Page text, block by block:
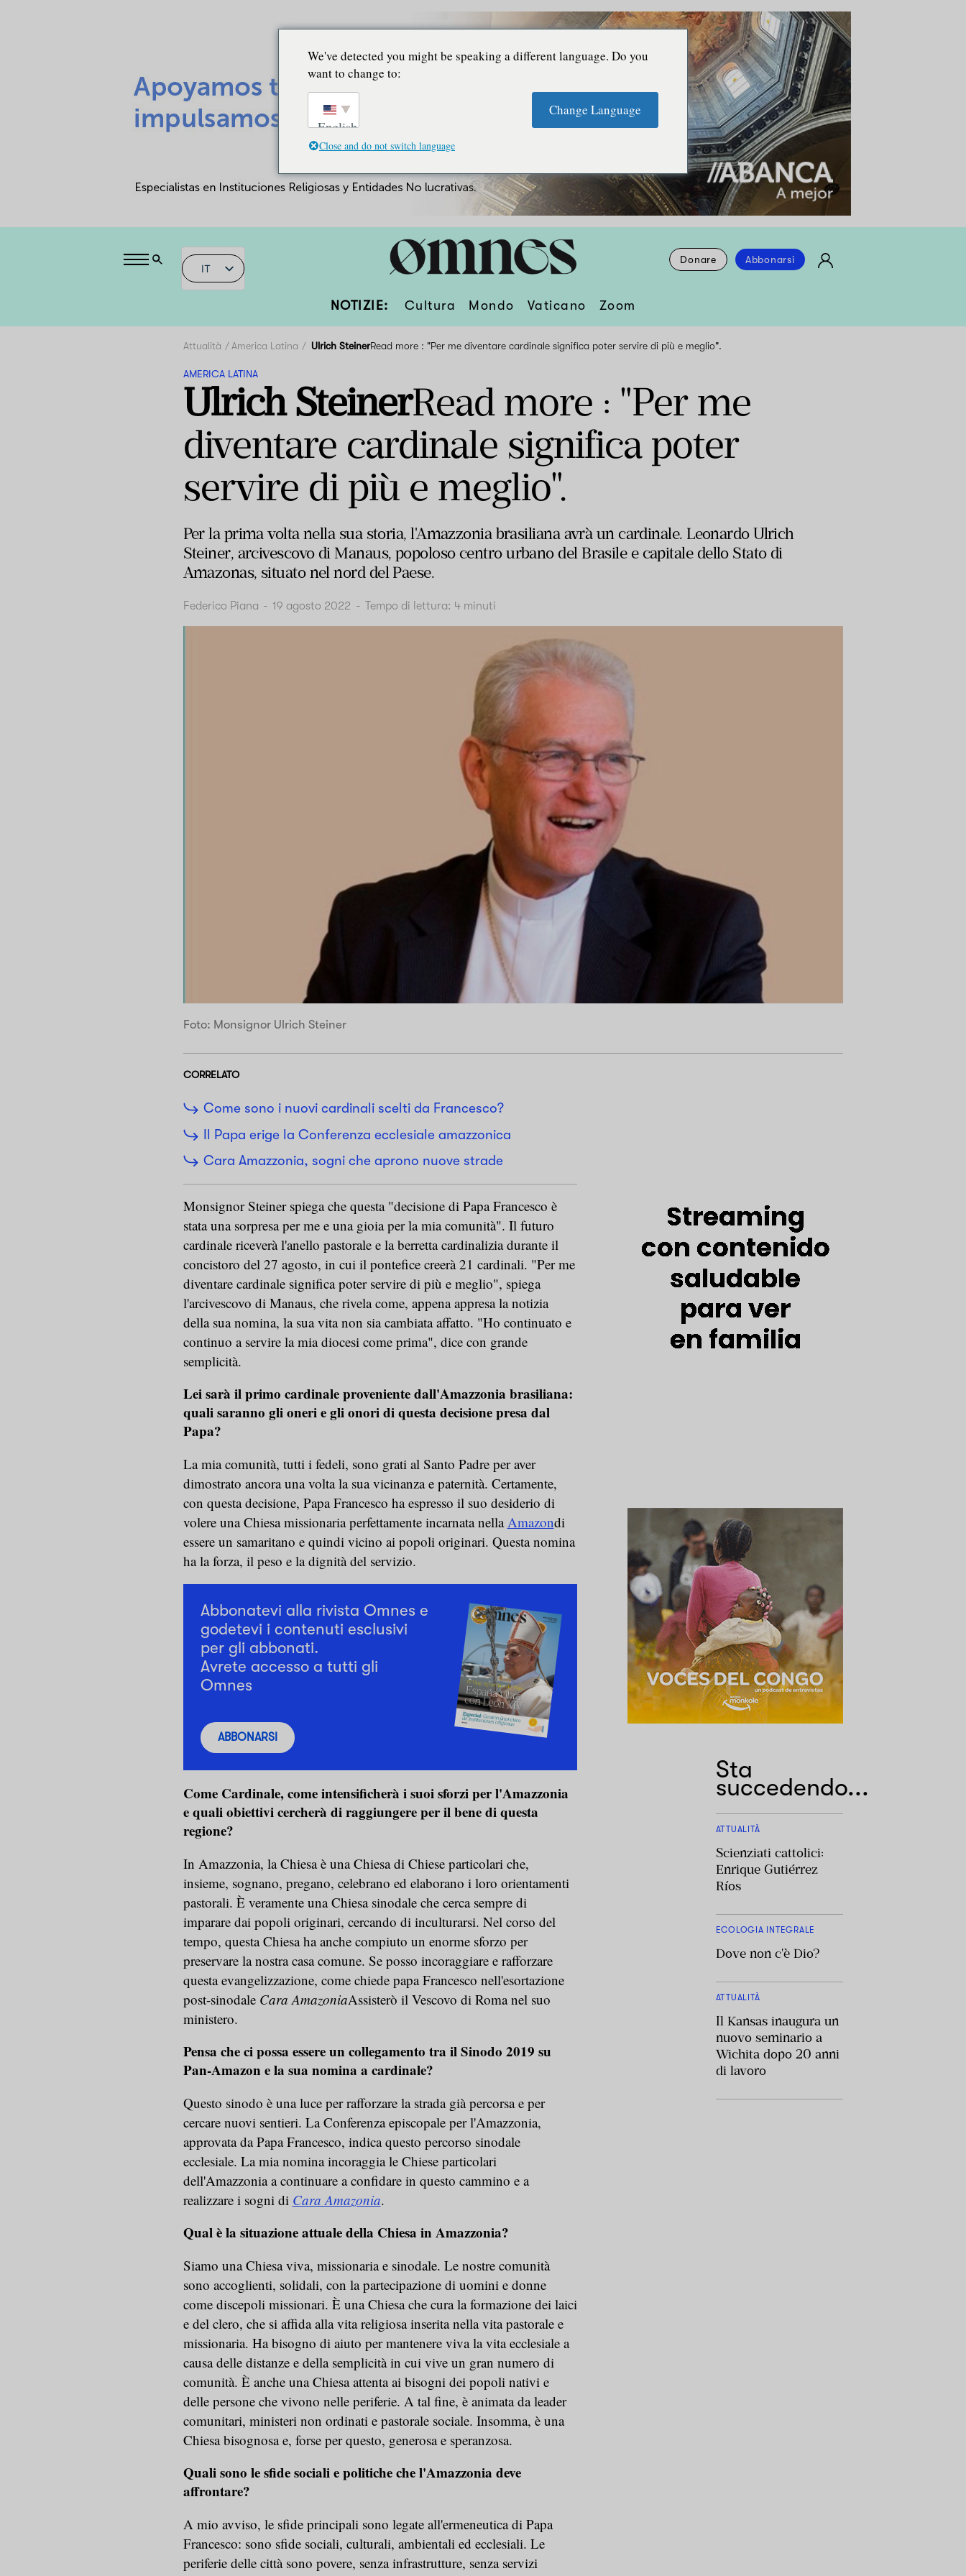
IT
Donare Abbonarsi
NOTIZIE: Cultura Mondo Vaticano Zoom
Attualità America Latina Ulrich SteinerRead more : "Per me diventare cardinale significa poter servire di più e meglio".
AMERICA LATINA
Ulrich SteinerRead more : "Per me
diventare cardinale significa poter
servire di più e meglio".
Per la prima volta nella sua storia, l'Amazzonia brasiliana avrà un cardinale. Leonardo Ulrich
Steiner, arcivescovo di Manaus, popoloso centro urbano del Brasile e capitale dello Stato di
Amazonas, situato nel nord del Paese.
Federico Piana - 19 agosto 2022 - Tempo di lettura: 4 minuti
Foto: Monsignor Ulrich Steiner
CORRELATO
Come sono i nuovi cardinali scelti da Francesco?
Il Papa erige la Conferenza ecclesiale amazzonica
Cara Amazzonia, sogni che aprono nuove strade
Monsignor Steiner spiega che questa "decisione di Papa Francesco è
stata una sorpresa per me e una gioia per la mia comunità". Il futuro
cardinale riceverà l'anello pastorale e la berretta cardinalizia durante il
concistoro del 27 agosto, in cui il pontefice creerà 21 cardinali. "Per me
diventare cardinale significa poter servire di più e meglio", spiega
l'arcivescovo di Manaus, che rivela come, appena appresa la notizia
della sua nomina, la sua vita non sia cambiata affatto. "Ho continuato e
continuo a servire la mia diocesi come prima", dice con grande
semplicità.
Lei sarà il primo cardinale proveniente dall'Amazzonia brasiliana:
quali saranno gli oneri e gli onori di questa decisione presa dal
Papa?
La mia comunità, tutti i fedeli, sono grati al Santo Padre per aver
dimostrato ancora una volta la sua vicinanza e paternità. Certamente,
con questa decisione, Papa Francesco ha espresso il suo desiderio di
volere una Chiesa missionaria perfettamente incarnata nella Amazondi
essere un samaritano e quindi vicino ai popoli originari. Questa nomina
ha la forza, il peso e la dignità del servizio.
Abbonatevi alla rivista Omnes e
godetevi i contenuti esclusivi
per gli abbonati.
Avrete accesso a tutti gli
Omnes
ABBONARSI
Come Cardinale, come intensificherà i suoi sforzi per l'Amazzonia
e quali obiettivi cercherà di raggiungere per il bene di questa
regione?
In Amazzonia, la Chiesa è una Chiesa di Chiese particolari che,
insieme, sognano, pregano, celebrano ed elaborano i loro orientamenti
pastorali. È veramente una Chiesa sinodale che cerca sempre di
imparare dai popoli originari, cercando di inculturarsi. Nel corso del
tempo, questa Chiesa ha anche compiuto un enorme sforzo per
preservare la nostra casa comune. Se posso incoraggiare e rafforzare
questa evangelizzazione, come chiede papa Francesco nell'esortazione
post-sinodale Cara AmazoniaAssisterò il Vescovo di Roma nel suo
ministero.
Pensa che ci possa essere un collegamento tra il Sinodo 2019 su
Pan-Amazon e la sua nomina a cardinale?
Questo sinodo è una luce per rafforzare la strada già percorsa e per
cercare nuovi sentieri. La Conferenza episcopale per l'Amazzonia,
approvata da Papa Francesco, indica questo percorso sinodale
ecclesiale. La mia nomina incoraggia le Chiese particolari
dell'Amazzonia a continuare a confidare in questo cammino e a
realizzare i sogni di Cara Amazonia.
Qual è la situazione attuale della Chiesa in Amazzonia?
Siamo una Chiesa viva, missionaria e sinodale. Le nostre comunità
sono accoglienti, solidali, con la partecipazione di uomini e donne
come discepoli missionari. È una Chiesa che cura la formazione dei laici
e del clero, che si affida alla vita religiosa inserita nella vita pastorale e
missionaria. Ha bisogno di aiuto per mantenere viva la vita ecclesiale a
causa delle distanze e della semplicità in cui vive un gran numero di
comunità. È anche una Chiesa attenta ai bisogni dei popoli nativi e
delle persone che vivono nelle periferie. A tal fine, è animata da leader
comunitari, ministeri non ordinati e pastorale sociale. Insomma, è una
Chiesa bisognosa e, forse per questo, generosa e speranzosa.
Quali sono le sfide sociali e politiche che l'Amazzonia deve
affrontare?
A mio avviso, le sfide principali sono legate all'ermeneutica di Papa
Francesco: sono sfide sociali, culturali, ambientali ed ecclesiali. Le
periferie delle città sono povere, senza infrastrutture, senza servizi
Sta
succedendo...
ATTUALITÀ
Scienziati cattolici:
Enrique Gutiérrez
Ríos
ECOLOGIA INTEGRALE
Dove non c'è Dio?
ATTUALITÀ
Il Kansas inaugura un
nuovo seminario a
Wichita dopo 20 anni
di lavoro
We've detected you might be speaking a different language. Do you
want to change to:
English
Change Language
Close and do not switch language